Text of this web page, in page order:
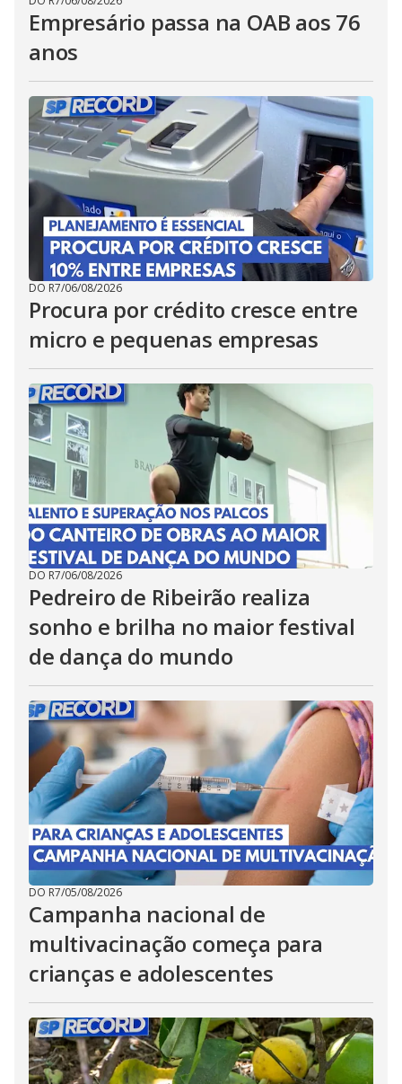
Empresário passa na OAB aos 76
anos
DO R7/06/08/2026
Procura por crédito cresce entre
micro e pequenas empresas
DO R7/06/08/2026
Pedreiro de Ribeirão realiza
sonho e brilha no maior festival
de dança do mundo
DO R7/05/08/2026
Campanha nacional de
multivacinação começa para
crianças e adolescentes